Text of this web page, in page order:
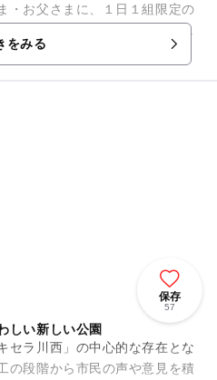
・お父さまに、１日１組限定の
然体験）を通して、食べ物の大
をみる
保存
57
しい新しい公園
セラ川西」の中心的な存在とな
の段階から市民の声や意見を積